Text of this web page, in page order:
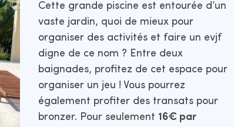
Cette grande piscine est entourée d’un
vaste jardin, quoi de mieux pour
organiser des activités et faire un evjf
digne de ce nom ? Entre deux
baignades, profitez de cet espace pour
organiser un jeu ! Vous pourrez
également profiter des transats pour
bronzer. Pour seulement 16€ par